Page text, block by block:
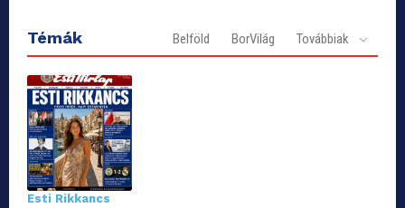
Témák Belföld BorVilág Továbbiak
Esti Rikkancs